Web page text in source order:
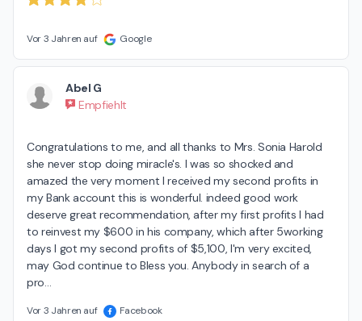
Vor 3 Jahren auf Google
Abel G
Empfiehlt
Congratulations to me, and all thanks to Mrs. Sonia Harold
she never stop doing miracle's. I was so shocked and
amazed the very moment I received my second profits in
my Bank account this is wonderful. indeed good work
deserve great recommendation, after my first profits I had
to reinvest my $600 in his company, which after 5working
days I got my second profits of $5,100, I'm very excited,
may God continue to Bless you. Anybody in search of a
pro…
Vor 3 Jahren auf Facebook